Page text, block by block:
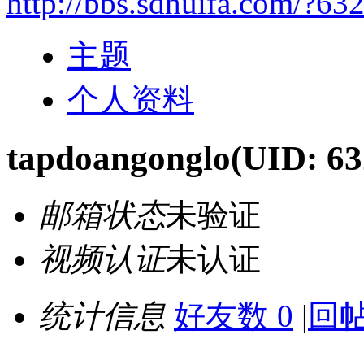
主题
个人资料
tapdoangonglo(UID:
邮箱状态未验证
视频认证未认证
统计信息 好友数 0 | 回